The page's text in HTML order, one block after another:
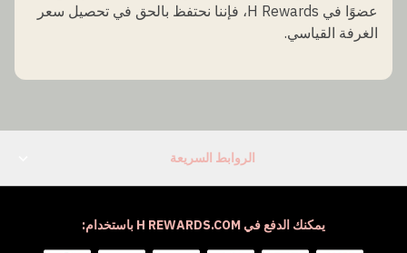
عضوًا في H Rewards، فإننا نحتفظ بالحق في تحصيل سعر
الغرفة القياسي.
الروابط السريعة
يمكنك الدفع في H REWARDS.COM باستخدام: